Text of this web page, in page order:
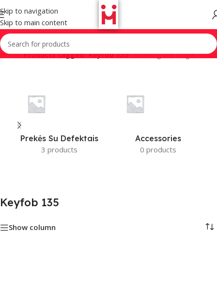
Skip to navigation
Skip to main content
Home/Products tagged “Keyfob 135” Showing the single result
Prekės Su Defektais
3 products
Accessories
0 products
Keyfob 135
Show column